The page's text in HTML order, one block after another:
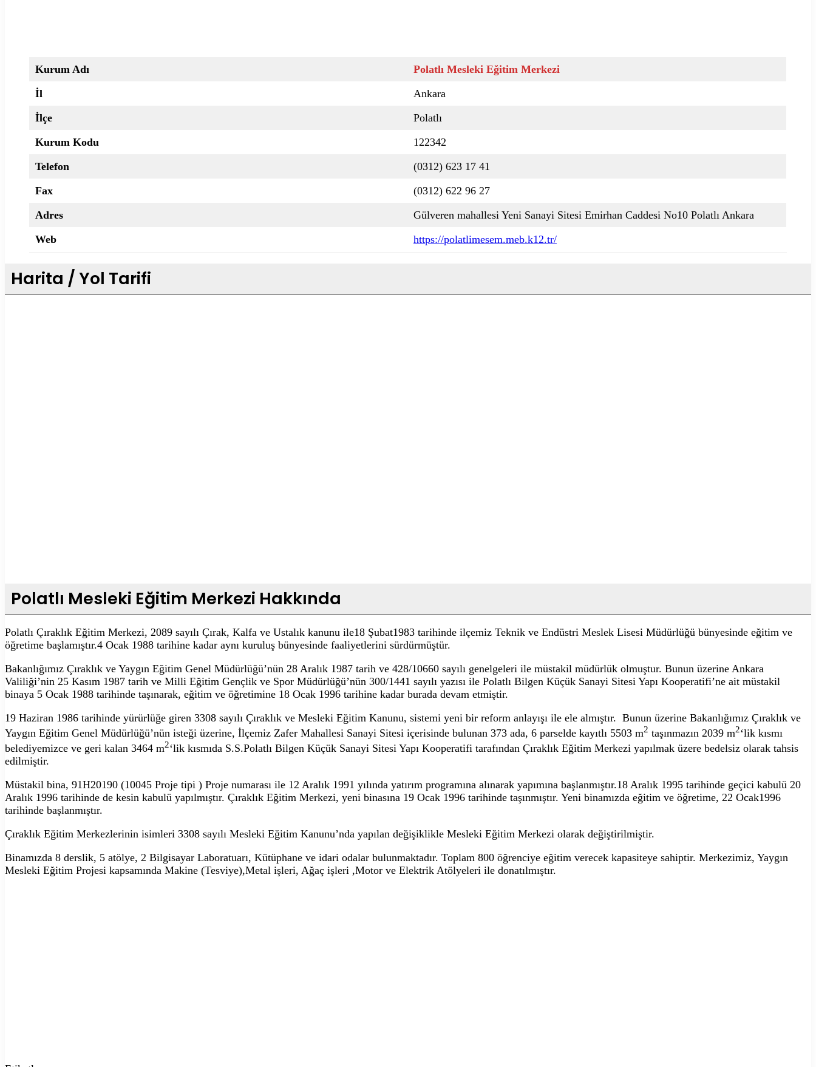
Kurum Adı
Polatlı Mesleki Eğitim Merkezi
İl
Ankara
İlçe
Polatlı
Kurum Kodu
122342
Telefon
(0312) 623 17 41
Fax
(0312) 622 96 27
Adres
Gülveren mahallesi Yeni Sanayi Sitesi Emirhan Caddesi No10 Polatlı Ankara
Web
https://polatlimesem.meb.k12.tr/
Harita / Yol Tarifi
Polatlı Mesleki Eğitim Merkezi Hakkında
Polatlı Çıraklık Eğitim Merkezi, 2089 sayılı Çırak, Kalfa ve Ustalık kanunu ile18 Şubat1983 tarihinde ilçemiz Teknik ve Endüstri Meslek Lisesi Müdürlüğü bünyesinde eğitim ve
öğretime başlamıştır.4 Ocak 1988 tarihine kadar aynı kuruluş bünyesinde faaliyetlerini sürdürmüştür.
Bakanlığımız Çıraklık ve Yaygın Eğitim Genel Müdürlüğü’nün 28 Aralık 1987 tarih ve 428/10660 sayılı genelgeleri ile müstakil müdürlük olmuştur. Bunun üzerine Ankara
Valiliği’nin 25 Kasım 1987 tarih ve Milli Eğitim Gençlik ve Spor Müdürlüğü’nün 300/1441 sayılı yazısı ile Polatlı Bilgen Küçük Sanayi Sitesi Yapı Kooperatifi’ne ait müstakil
binaya 5 Ocak 1988 tarihinde taşınarak, eğitim ve öğretimine 18 Ocak 1996 tarihine kadar burada devam etmiştir.
19 Haziran 1986 tarihinde yürürlüğe giren 3308 sayılı Çıraklık ve Mesleki Eğitim Kanunu, sistemi yeni bir reform anlayışı ile ele almıştır. Bunun üzerine Bakanlığımız Çıraklık ve
Yaygın Eğitim Genel Müdürlüğü’nün isteği üzerine, İlçemiz Zafer Mahallesi Sanayi Sitesi içerisinde bulunan 373 ada, 6 parselde kayıtlı 5503 m2 taşınmazın 2039 m2‘lik kısmı
belediyemizce ve geri kalan 3464 m2‘lik kısmıda S.S.Polatlı Bilgen Küçük Sanayi Sitesi Yapı Kooperatifi tarafından Çıraklık Eğitim Merkezi yapılmak üzere bedelsiz olarak tahsis
edilmiştir.
Müstakil bina, 91H20190 (10045 Proje tipi ) Proje numarası ile 12 Aralık 1991 yılında yatırım programına alınarak yapımına başlanmıştır.18 Aralık 1995 tarihinde geçici kabulü 20
Aralık 1996 tarihinde de kesin kabulü yapılmıştır. Çıraklık Eğitim Merkezi, yeni binasına 19 Ocak 1996 tarihinde taşınmıştır. Yeni binamızda eğitim ve öğretime, 22 Ocak1996
tarihinde başlanmıştır.
Çıraklık Eğitim Merkezlerinin isimleri 3308 sayılı Mesleki Eğitim Kanunu’nda yapılan değişiklikle Mesleki Eğitim Merkezi olarak değiştirilmiştir.
Binamızda 8 derslik, 5 atölye, 2 Bilgisayar Laboratuarı, Kütüphane ve idari odalar bulunmaktadır. Toplam 800 öğrenciye eğitim verecek kapasiteye sahiptir. Merkezimiz, Yaygın
Mesleki Eğitim Projesi kapsamında Makine (Tesviye),Metal işleri, Ağaç işleri ,Motor ve Elektrik Atölyeleri ile donatılmıştır.